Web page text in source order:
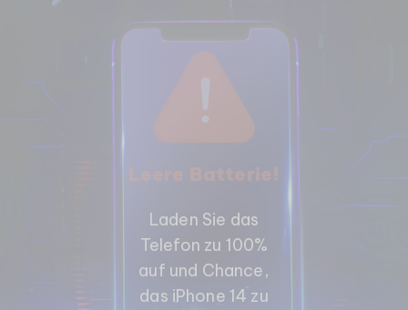
ReiBoot
PDF
Editor
iAnyGo Leere Batterie!
Laden Sie das
Telefon zu 100%
auf und Chance,
das iPhone 14 zu